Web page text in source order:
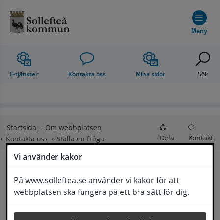
Vi använder kakor
På www.solleftea.se använder vi kakor för att
webbplatsen ska fungera på ett bra sätt för dig.
Meny
E-tjänster Kontakta oss Mina sidor Sök
Startsida
Om webbplatsen
Kontakta oss
Ställa en fråga Dela Kontakt
Ställa en fråga
Om din fråga är omfattande kan det bli aktuellt